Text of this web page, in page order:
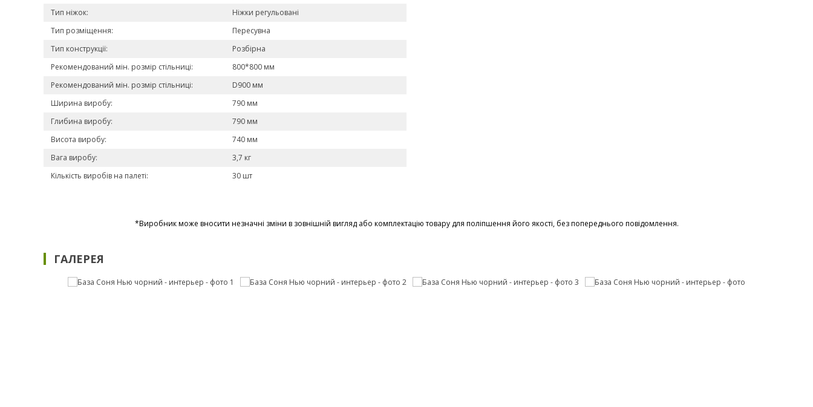
Тип ніжок:
Ніжки регульовані
Тип розміщення:
Пересувна
Тип конструкції:
Розбірна
Рекомендований мін. розмір стільниці:
800*800 мм
Рекомендований мін. розмір стільниці:
D900 мм
Ширина виробу:
790 мм
Глибина виробу:
790 мм
Висота виробу:
740 мм
Вага виробу:
3,7 кг
Кількість виробів на палеті:
30 шт
*Виробник може вносити незначні зміни в зовнішній вигляд або комплектацію товару для поліпшення його якості, без попереднього повідомлення.
ГАЛЕРЕЯ